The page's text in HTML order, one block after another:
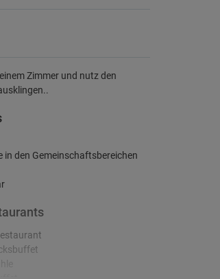
Zimmer und nutz den
in den Gemeinschaftsbereichen